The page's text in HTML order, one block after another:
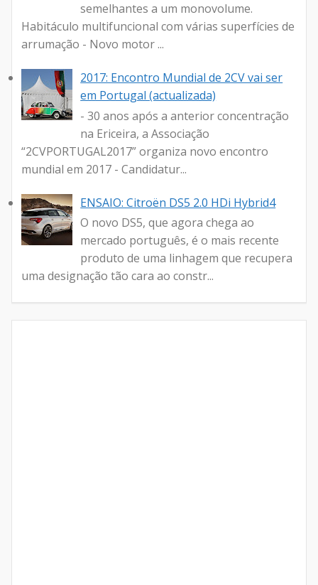
semelhantes a um monovolume.
Habitáculo multifuncional com várias superfícies de
arrumação - Novo motor ...
2017: Encontro Mundial de 2CV vai ser
em Portugal (actualizada)
- 30 anos após a anterior concentração
na Ericeira, a Associação
“2CVPORTUGAL2017” organiza novo encontro
mundial em 2017 - Candidatur...
ENSAIO: Citroën DS5 2.0 HDi Hybrid4
O novo DS5, que agora chega ao
mercado português, é o mais recente
produto de uma linhagem que recupera
uma designação tão cara ao constr...